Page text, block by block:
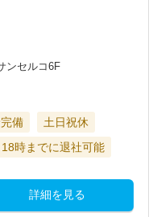
ンセルコ6F
備
土日祝休
18時までに退社可能
詳細を見る